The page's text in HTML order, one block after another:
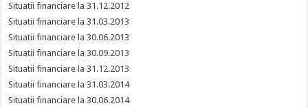
Situatii financiare la 31.12.2012
Situatii financiare la 31.03.2013
Situatii financiare la 30.06.2013
Situatii financiare la 30.09.2013
Situatii financiare la 31.12.2013
Situatii financiare la 31.03.2014
Situatii financiare la 30.06.2014